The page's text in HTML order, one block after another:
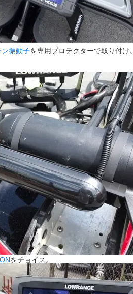
ン振動子を専用プロテクターで取り付け。
をチョイス。